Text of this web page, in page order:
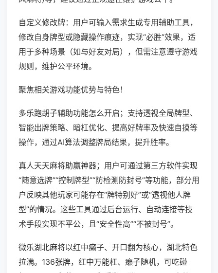
自定义修改牌：用户可输入需求生成专用辅助工具，
修改自身牌型或隐藏操作痕迹，实现“必胜”效果，适
用于多种场景（如与好友对局），但需注意遵守游戏
规则，维护公平环境。
聚焦相关游戏功能优势与特色！
多乐跑胡子辅助功能怎么开启；支持透视全局牌型、
智能出牌策略、暗杠优化、提高好牌率及快速自摸等
操作，通过AI算法调整牌局结果，提升胜率。
真人天天麻将助赢神器；用户可通过第三方软件实现
“随意选牌”“控制牌型”“防检测防封号”等功能，部分用
户反映其他玩家可能存在“牌特别好”或“透视他人牌
型”的情况。这些工具通过后台运行、自动连接等技
术手段实现不平公，且“安全性高”“不被封号”。
微乐湖北麻将以红中癞子、开口翻为核心，湖北特色
拉满。136张牌，红中万能杠、癞子随机，可吃碰